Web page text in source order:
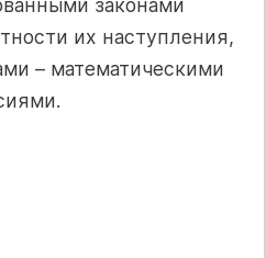
законами
их наступления,
– математическими